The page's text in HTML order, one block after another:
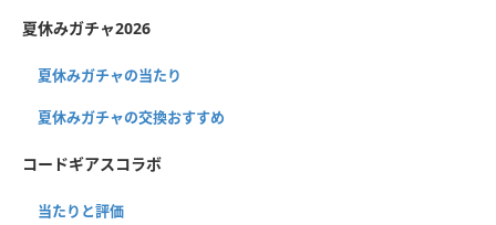
夏休みガチャ2026
夏休みガチャの当たり
夏休みガチャの交換おすすめ
コードギアスコラボ
当たりと評価